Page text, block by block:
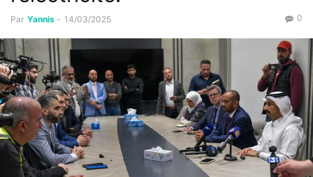
Par Yannis - 14/03/2025 0